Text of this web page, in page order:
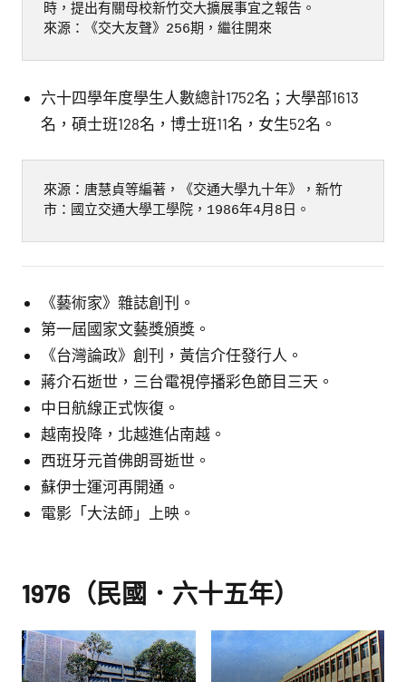
時，提出有關母校新竹交大擴展事宜之報告。
來源：《交大友聲》256期，繼往開來
六十四學年度學生人數總計1752名；大學部1613
名，碩士班128名，博士班11名，女生52名。
來源：唐慧貞等編著，《交通大學九十年》，新竹
市：國立交通大學工學院，1986年4月8日。
《藝術家》雜誌創刊。
第一屆國家文藝獎頒獎。
《台灣論政》創刊，黃信介任發行人。
蔣介石逝世，三台電視停播彩色節目三天。
中日航線正式恢復。
越南投降，北越進佔南越。
西班牙元首佛朗哥逝世。
蘇伊士運河再開通。
電影「大法師」上映。
1976（民國．六十五年）